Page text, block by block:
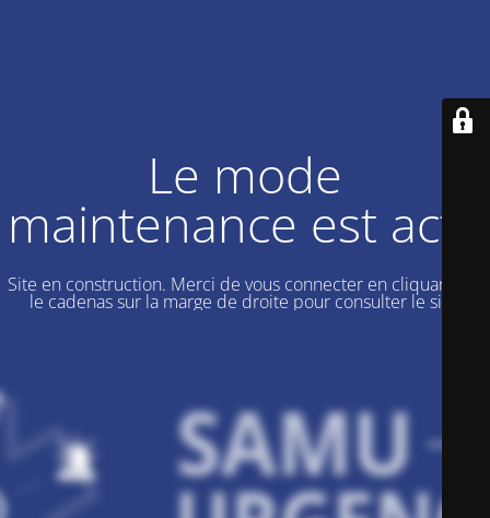
Le mode
maintenance est actif
Site en construction. Merci de vous connecter en cliquant sur
le cadenas sur la marge de droite pour consulter le site.